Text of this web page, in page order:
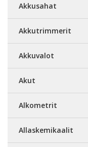
Akkusahat
Akkutrimmerit
Akkuvalot
Akut
Alkometrit
Allaskemikaalit